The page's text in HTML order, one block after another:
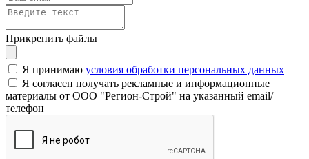
Прикрепить файлы
Я принимаю условия обработки персональных данных
Я согласен получать рекламные и информационные
материалы от ООО "Регион-Строй" на указанный email/
телефон